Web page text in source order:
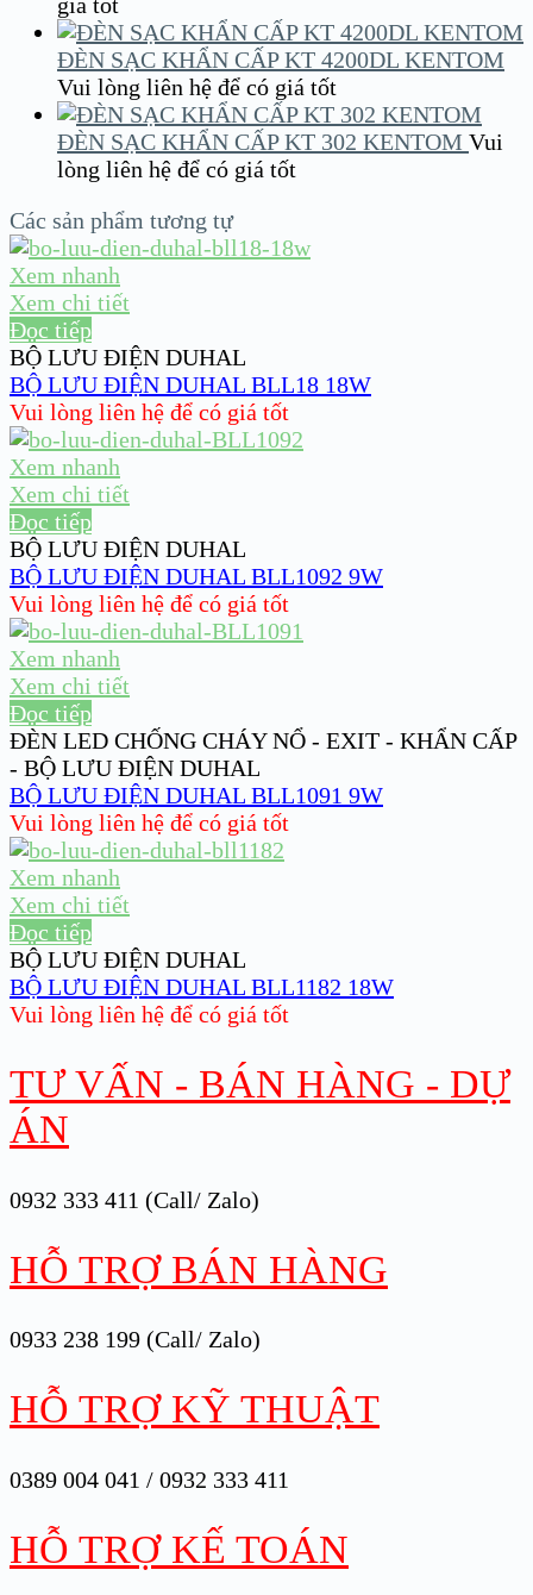
ĐÈN SẠC KHẨN CẤP KT 4200DL KENTOM
Vui lòng liên hệ để có giá tốt
ĐÈN SẠC KHẨN CẤP KT 302 KENTOM Vui
lòng liên hệ để có giá tốt
Các sản phẩm tương tự
Xem nhanh
Xem chi tiết
Đọc tiếp
BỘ LƯU ĐIỆN DUHAL
BỘ LƯU ĐIỆN DUHAL BLL18 18W
Vui lòng liên hệ để có giá tốt
Xem nhanh
Xem chi tiết
Đọc tiếp
BỘ LƯU ĐIỆN DUHAL
BỘ LƯU ĐIỆN DUHAL BLL1092 9W
Vui lòng liên hệ để có giá tốt
Xem nhanh
Xem chi tiết
Đọc tiếp
ĐÈN LED CHỐNG CHÁY NỔ - EXIT - KHẨN CẤP
- BỘ LƯU ĐIỆN DUHAL
BỘ LƯU ĐIỆN DUHAL BLL1091 9W
Vui lòng liên hệ để có giá tốt
Xem nhanh
Xem chi tiết
Đọc tiếp
BỘ LƯU ĐIỆN DUHAL
BỘ LƯU ĐIỆN DUHAL BLL1182 18W
Vui lòng liên hệ để có giá tốt
TƯ VẤN - BÁN HÀNG - DỰ
ÁN
0932 333 411 (Call/ Zalo)
HỖ TRỢ BÁN HÀNG
0933 238 199 (Call/ Zalo)
HỖ TRỢ KỸ THUẬT
0389 004 041 / 0932 333 411
HỖ TRỢ KẾ TOÁN